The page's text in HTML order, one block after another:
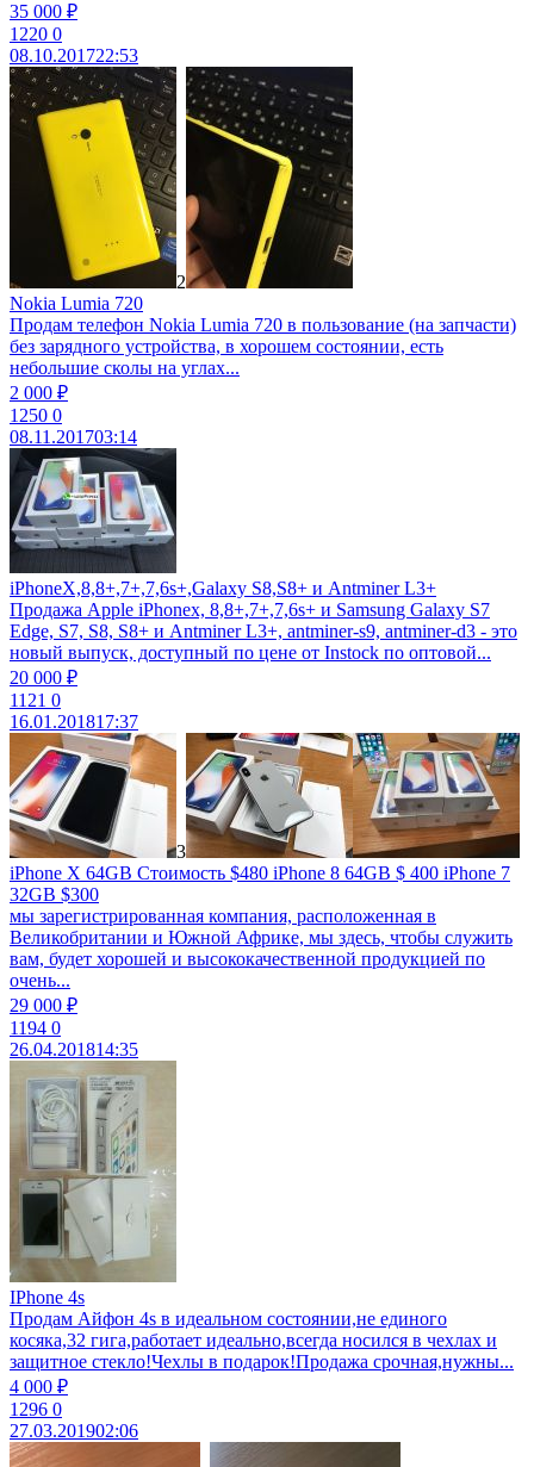
35 000 ₽
1220 0
08.10.201722:53
2
Nokia Lumia 720
Продам телефон Nokia Lumia 720 в пользование (на запчасти)
без зарядного устройства, в хорошем состоянии, есть
небольшие сколы на углах...
2 000 ₽
1250 0
08.11.201703:14
iPhoneX,8,8+,7+,7,6s+,Galaxy S8,S8+ и Antminer L3+
Продажа Apple iPhonex, 8,8+,7+,7,6s+ и Samsung Galaxy S7
Edge, S7, S8, S8+ и Antminer L3+, antminer-s9, antminer-d3 - это
новый выпуск, доступный по цене от Instock по оптовой...
20 000 ₽
1121 0
16.01.201817:37
3
iPhone X 64GB Стоимость $480 iPhone 8 64GB $ 400 iPhone 7
32GB $300
мы зарегистрированная компания, расположенная в
Великобритании и Южной Африке, мы здесь, чтобы служить
вам, будет хорошей и высококачественной продукцией по
очень...
29 000 ₽
1194 0
26.04.201814:35
IPhone 4s
Продам Айфон 4s в идеальном состоянии,не единого
косяка,32 гига,работает идеально,всегда носился в чехлах и
защитное стекло!Чехлы в подарок!Продажа срочная,нужны...
4 000 ₽
1296 0
27.03.201902:06